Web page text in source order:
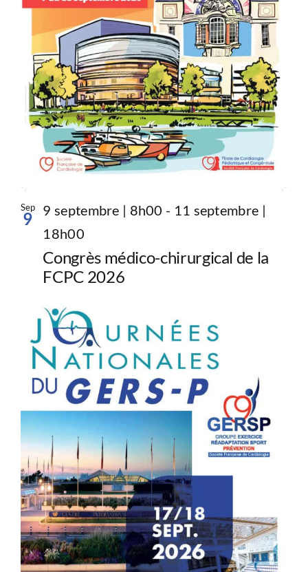
Sep
9
Congrès médico-chirurgical de la
FCPC 2026
9 septembre | 8h00 - 11 septembre |
18h00